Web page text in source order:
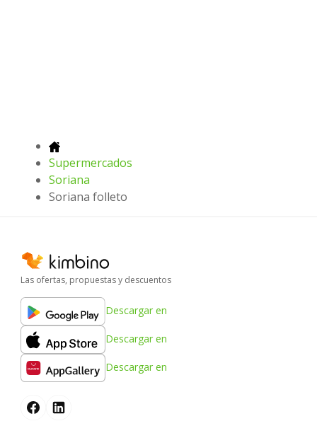
Supermercados
Soriana
Soriana folleto
Las ofertas, propuestas y descuentos
Descargar en
Descargar en
Descargar en